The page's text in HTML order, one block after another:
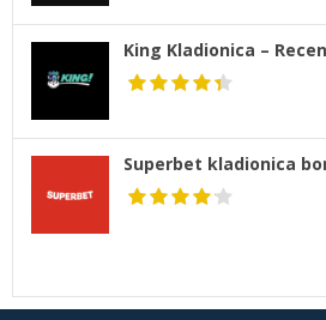
King Kladionica –
Superbet kladionica